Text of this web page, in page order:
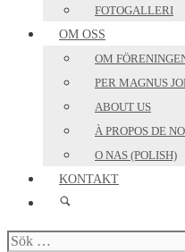
FOTOGALLERI
OM OSS
OM
PER MAGNUS
ABOUT US
À PROPOS DE
O NAS (POLISH)
KONTAKT
Sök